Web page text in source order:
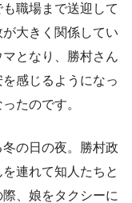
職場まで送迎して
大きく関係してい
となり、勝村さん
感じるようになっ
たのです。
の日の夜。勝村政
連れて知人たちと
、娘をタクシーに